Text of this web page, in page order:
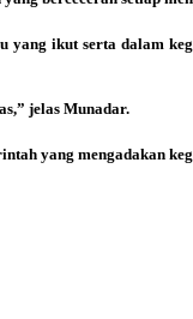
ikut serta dalam
jelas Munadar.
yang mengadakan